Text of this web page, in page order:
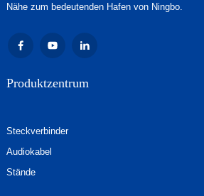
Nähe zum bedeutenden Hafen von Ningbo.
Produktzentrum
Steckverbinder
Audiokabel
Stände